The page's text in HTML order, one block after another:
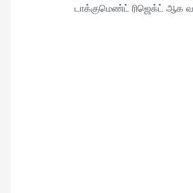
டாக்குமெண்ட் ரிஜெக்ட் ஆக